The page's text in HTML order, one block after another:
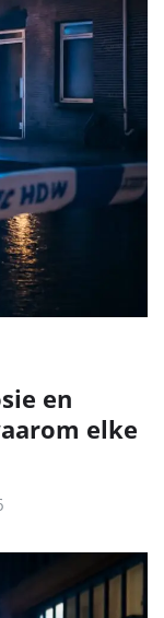
en
elke